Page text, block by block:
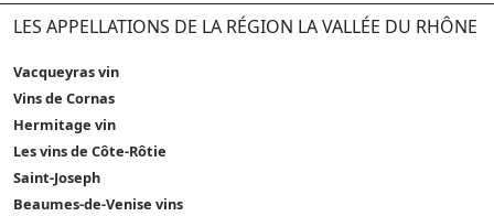
LES APPELLATIONS DE LA RÉGION LA VALLÉE DU RHÔNE
Vacqueyras vin
Vins de Cornas
Hermitage vin
Les vins de Côte-Rôtie
Saint-Joseph
Beaumes-de-Venise vins